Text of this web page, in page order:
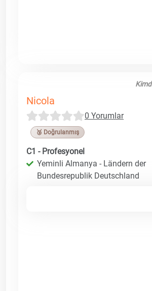
Nicola
0 Yorumlar
🥉 Doğrulanmış
C1 - Profesyonel
Yeminli Almanya - Ländern der
Bundesrepublik Deutschland